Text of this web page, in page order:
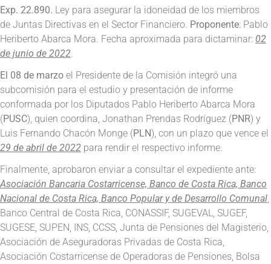
Exp. 22.890. Ley para asegurar la idoneidad de los miembros
de Juntas Directivas en el Sector Financiero. Proponente: Pablo
Heriberto Abarca Mora. Fecha aproximada para dictaminar: 02
de junio de 2022
El 08 de marzo el Presidente de la Comisión integró una
subcomisión para el estudio y presentación de informe
conformada por los Diputados Pablo Heriberto Abarca Mora
(PUSC), quien coordina, Jonathan Prendas Rodríguez (PNR) y
Luis Fernando Chacón Monge (PLN), con un plazo que vence el
29 de abril de 2022 para rendir el respectivo informe.
Finalmente, aprobaron enviar a consultar el expediente ante:
Asociación Bancaria Costarricense, Banco de Costa Rica, Banco
Nacional de Costa Rica, Banco Popular y de Desarrollo Comunal
Banco Central de Costa Rica, CONASSIF, SUGEVAL, SUGEF,
SUGESE, SUPEN, INS, CCSS, Junta de Pensiones del Magisterio,
Asociación de Aseguradoras Privadas de Costa Rica,
Asociación Costarricense de Operadoras de Pensiones, Bolsa